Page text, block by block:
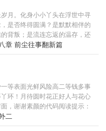
手拿开…腰要断了…”
月。化身小小丫头在浮世中寻
是否终得圆满？是默默相伴的
背叛；是流连忘返的温存，还
一心依靠的归宿，还是棋盘上
的冷漠，还是透过尘世的归
，还是无心之举的结果。小小
下去。 一女多夫文，如果喜
再宰。么么。
章 前尘往事翻新篇
等表面光鲜风险高二等钱多事
环！月待圆时花正好人与花心
，谢谢素颜的代码阅读提示：
母小姐捏手心的请点叉2、想
子都倾心的请点叉3、想看女主
二